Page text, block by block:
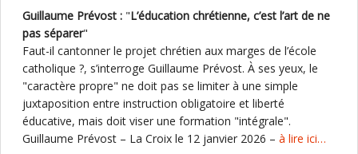
Guillaume Prévost : "L’éducation chrétienne, c’est l’art de ne
pas séparer"
Faut-il cantonner le projet chrétien aux marges de l’école
catholique ?, s’interroge Guillaume Prévost. À ses yeux, le
"caractère propre" ne doit pas se limiter à une simple
juxtaposition entre instruction obligatoire et liberté
éducative, mais doit viser une formation "intégrale".
Guillaume Prévost – La Croix le 12 janvier 2026 – à lire ici…